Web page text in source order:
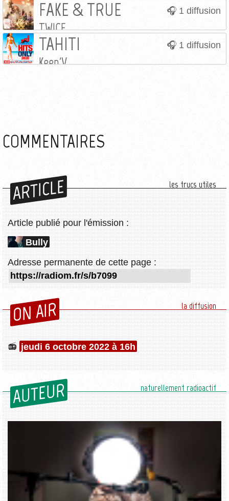
1 diffusion
FAKE & TRUE
TWICE
1 diffusion
TAHITI
Keen'V
COMMENTAIRES
ARTICLE les trucs utiles
Article publié pour l'émission :
Bully
Adresse permanente de cette page :
ON AIR la diffusion
jeudi 6 octobre 2022 à 16h
AUTEUR naturellement radioactif